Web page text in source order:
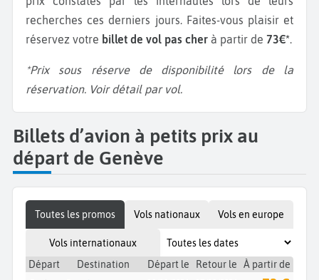
recherches ces derniers jours. Faites-vous plaisir et
réservez votre billet de vol pas cher à partir de 73€*.
*Prix sous réserve de disponibilité lors de la
réservation. Voir détail par vol.
Billets d’avion à petits prix au
départ de Genève
Toutes les promos Vols nationaux Vols en europe
Vols internationaux
Départ
Destination Départ le Retour le À partir de